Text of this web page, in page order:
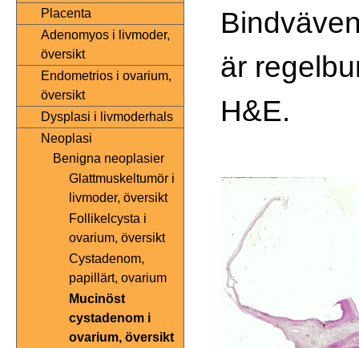
Placenta
Adenomyos i livmoder,
översikt
Endometrios i ovarium,
översikt
Dysplasi i livmoderhals
Neoplasi
Benigna neoplasier
Glattmuskeltumör i
livmoder, översikt
Follikelcysta i
ovarium, översikt
Cystadenom,
papillärt, ovarium
Mucinöst
cystadenom i
ovarium, översikt
är
H&E.